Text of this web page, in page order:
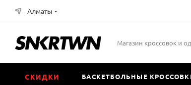
Алматы
Магазин кроссовок и
СКИДКИ БАСКЕТБОЛЬНЫЕ